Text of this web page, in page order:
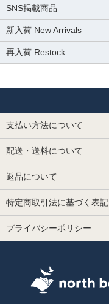
SNS掲載商品
新入荷 New Arrivals
再入荷 Restock
支払い方法について
配送・送料について
返品について
特定商取引法に基づく表記
プライバシーポリシー